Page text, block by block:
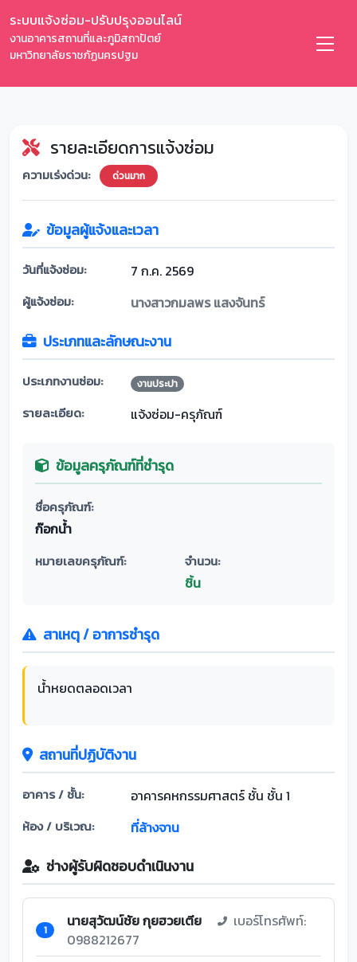
ระบบแจ้งซ่อม-ปรับปรุงออนไลน์
งานอาคารสถานที่และภูมิสถาปัตย์
มหาวิทยาลัยราชภัฏนครปฐม
รายละเอียดการแจ้งซ่อม
ความเร่งด่วน: ด่วนมาก
ข้อมูลผู้แจ้งและเวลา
วันที่แจ้งซ่อม: 7 ก.ค. 2569
ผู้แจ้งซ่อม: นางสาวกมลพร แสงจันทร์
ประเภทและลักษณะงาน
ประเภทงานซ่อม: งานประปา
รายละเอียด: แจ้งซ่อม-ครุภัณฑ์
ข้อมูลครุภัณฑ์ที่ชำรุด
ชื่อครุภัณฑ์:
ก๊อกน้ำ
หมายเลขครุภัณฑ์: จำนวน:
ชิ้น
สาเหตุ / อาการชำรุด
น้ำหยดตลอดเวลา
สถานที่ปฏิบัติงาน
อาคาร / ชั้น: อาคารคหกรรมศาสตร์ ชั้น ชั้น 1
ห้อง / บริเวณ: ที่ล้างจาน
ช่างผู้รับผิดชอบดำเนินงาน
1 นายสุวัฒน์ชัย กุยฮวยเตีย
เบอร์โทรศัพท์:
0988212677